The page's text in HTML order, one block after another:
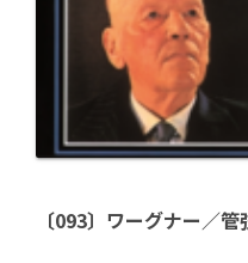
〔093〕ワーグナー／